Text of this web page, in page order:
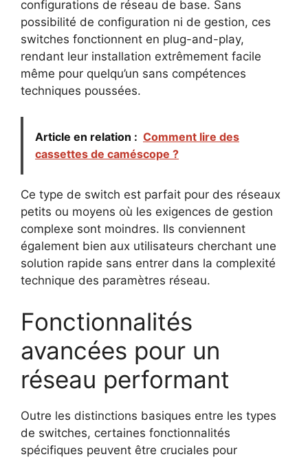
configurations de réseau de base. Sans
possibilité de configuration ni de gestion, ces
switches fonctionnent en plug-and-play,
rendant leur installation extrêmement facile
même pour quelqu’un sans compétences
techniques poussées.
Article en relation : Comment lire des
cassettes de caméscope ?
Ce type de switch est parfait pour des réseaux
petits ou moyens où les exigences de gestion
complexe sont moindres. Ils conviennent
également bien aux utilisateurs cherchant une
solution rapide sans entrer dans la complexité
technique des paramètres réseau.
Fonctionnalités
avancées pour un
réseau performant
Outre les distinctions basiques entre les types
de switches, certaines fonctionnalités
spécifiques peuvent être cruciales pour